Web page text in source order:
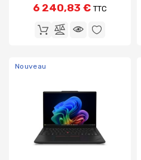
6 240,83 € TTC
Nouveau